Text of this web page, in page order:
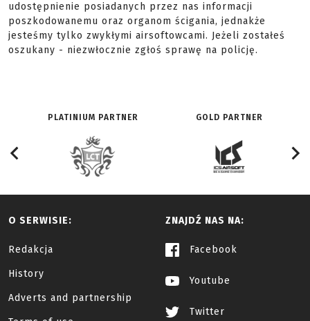
udostępnienie posiadanych przez nas informacji
poszkodowanemu oraz organom ścigania, jednakże
jesteśmy tylko zwykłymi airsoftowcami. Jeżeli zostałeś
oszukany - niezwłocznie zgłoś sprawę na policję.
PLATINIUM PARTNER GOLD PARTNER
O SERWISIE:
Redakcja
History
Adverts and partnership
ZNAJDŹ NAS NA:
Facebook
Youtube
Twitter